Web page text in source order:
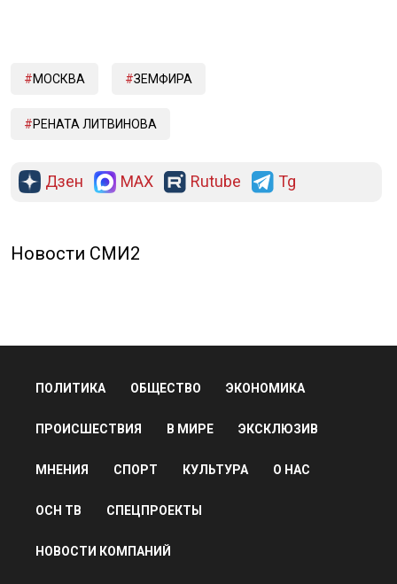
МОСКВА ЗЕМФИРА
РЕНАТА ЛИТВИНОВА
Дзен MAX Rutube Tg
Новости СМИ2
ПОЛИТИКА ОБЩЕСТВО ЭКОНОМИКА
ПРОИСШЕСТВИЯ В МИРЕ ЭКСКЛЮЗИВ
МНЕНИЯ СПОРТ КУЛЬТУРА О НАС
ОСН ТВ СПЕЦПРОЕКТЫ
НОВОСТИ КОМПАНИЙ